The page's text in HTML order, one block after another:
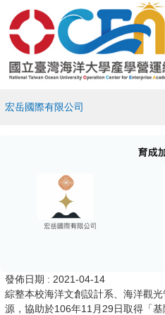
宏岳國際有限公司
發佈日期 : 2021-04-14
綜整本校海洋文創設計系、海洋觀
源，協助於106年11月29日取得「